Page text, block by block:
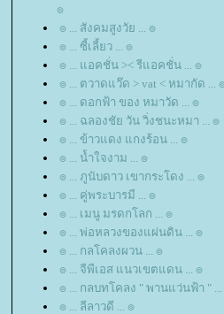
๏
๏ ... สังคมสูงวัย ... ๏
๏ ... ซี้เลี้ยว ... ๏
๏ ... แอคชั่น >< รีแอคชั่น ... ๏
๏ ... ตวาดแว๊ด > vat < หมากัด ...
๏ ... ดอกฟ้า ของ หมาวัด ... ๏
๏ ... ฉลองชัย วัน วิ่งชนะหมา ... ๏
๏ ... ข้าวแดง แกงร้อน ... ๏
๏ ... น้ำใจงาม ... ๏
๏ ... ภูนับดาว เขากระโดง ... ๏
๏ ... คู่พระบารมี ... ๏
๏ ... เมนู มรดกโลก ... ๏
๏ ... พ่อหลวงของแผ่นดิน ... ๏
๏ ... กลโคลงผวน ... ๏
๏ ... จีพีเอส แนวเขตแดน ... ๏
๏ ... กลบทโคลง " พานแว่นฟ้า " ...
๏ ... ลีลาวดี ... ๏